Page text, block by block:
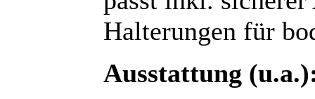
Halterungen für
Ausstattung